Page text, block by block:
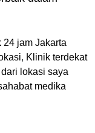
24 jam Jakarta
, Klinik terdekat
lokasi saya
medika